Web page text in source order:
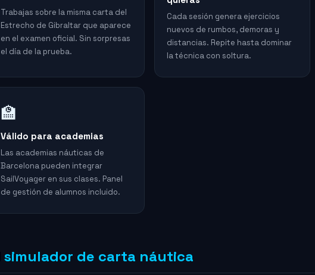
Trabajas sobre la misma carta del
Estrecho de Gibraltar que aparece
en el examen oficial. Sin sorpresas
el día de la prueba.
Cada sesión genera ejercicios
nuevos de rumbos, demoras y
distancias. Repite hasta dominar
la técnica con soltura.
🏫
Válido para academias
Las academias náuticas de
Barcelona pueden integrar
SailVoyager en sus clases. Panel
de gestión de alumnos incluido.
simulador de carta náutica